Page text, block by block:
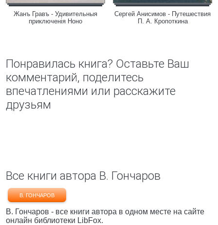
Жанъ Гравъ - Удивительныя
приключенія Ноно
Сергей Анисимов - Путешествия
П. А. Кропоткина
Понравилась книга? Оставьте Ваш
комментарий, поделитесь
впечатлениями или расскажите
друзьям
Все книги автора В. Гончаров
В. ГОНЧАРОВ
В. Гончаров - все книги автора в одном месте на сайте
онлайн библиотеки LibFox.